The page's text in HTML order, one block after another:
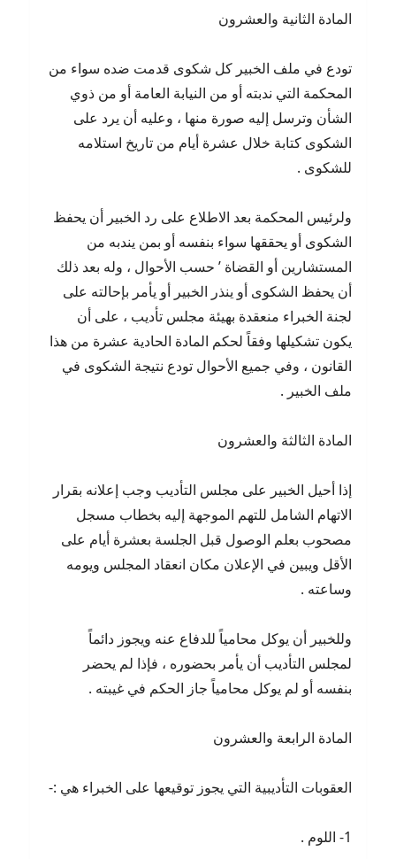
المادة الثانية والعشرون
تودع في ملف الخبير كل شكوى قدمت ضده سواء من
المحكمة التي ندبته أو من النيابة العامة أو من ذوي
الشأن وترسل إليه صورة منها ، وعليه أن يرد على
الشكوى كتابة خلال عشرة أيام من تاريخ استلامه
للشكوى .
ولرئيس المحكمة بعد الاطلاع على رد الخبير أن يحفظ
الشكوى أو يحققها سواء بنفسه أو بمن يندبه من
المستشارين أو القضاة ’ حسب الأحوال ، وله بعد ذلك
أن يحفظ الشكوى أو ينذر الخبير أو يأمر بإحالته على
لجنة الخبراء منعقدة بهيئة مجلس تأديب ، على أن
يكون تشكيلها وفقاً لحكم المادة الحادية عشرة من هذا
القانون ، وفي جميع الأحوال تودع نتيجة الشكوى في
ملف الخبير .
المادة الثالثة والعشرون
إذا أحيل الخبير على مجلس التأديب وجب إعلانه بقرار
الاتهام الشامل للتهم الموجهة إليه بخطاب مسجل
مصحوب بعلم الوصول قبل الجلسة بعشرة أيام على
الأقل ويبين في الإعلان مكان انعقاد المجلس ويومه
وساعته .
وللخبير أن يوكل محامياً للدفاع عنه ويجوز دائماً
لمجلس التأديب أن يأمر بحضوره ، فإذا لم يحضر
بنفسه أو لم يوكل محامياً جاز الحكم في غيبته .
المادة الرابعة والعشرون
العقوبات التأديبية التي يجوز توقيعها على الخبراء هي :-
1- اللوم .